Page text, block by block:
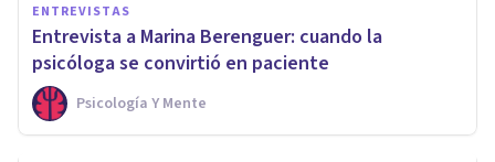
ENTREVISTAS
Entrevista a Marina Berenguer: cuando la
psicóloga se convirtió en paciente
Psicología Y Mente